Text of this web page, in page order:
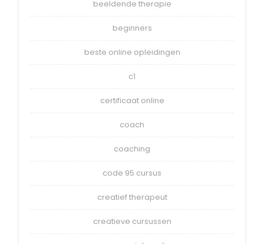
beeldende therapie
beginners
beste online opleidingen
c1
certificaat online
coach
coaching
code 95 cursus
creatief therapeut
creatieve cursussen